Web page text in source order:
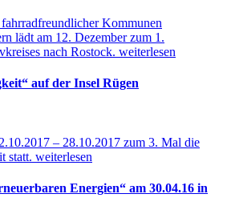
Kommunen
lädt am 12. Dezember zum 1.
nach Rostock. weiterlesen
auf der Insel Rügen
– 28.10.2017 zum 3. Mal die
statt. weiterlesen
Energien“ am 30.04.16 in